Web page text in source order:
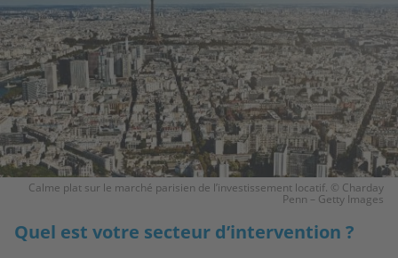
Calme plat sur le marché parisien de l’investissement locatif. © Charday
Penn – Getty Images
Quel est votre secteur d’intervention ?